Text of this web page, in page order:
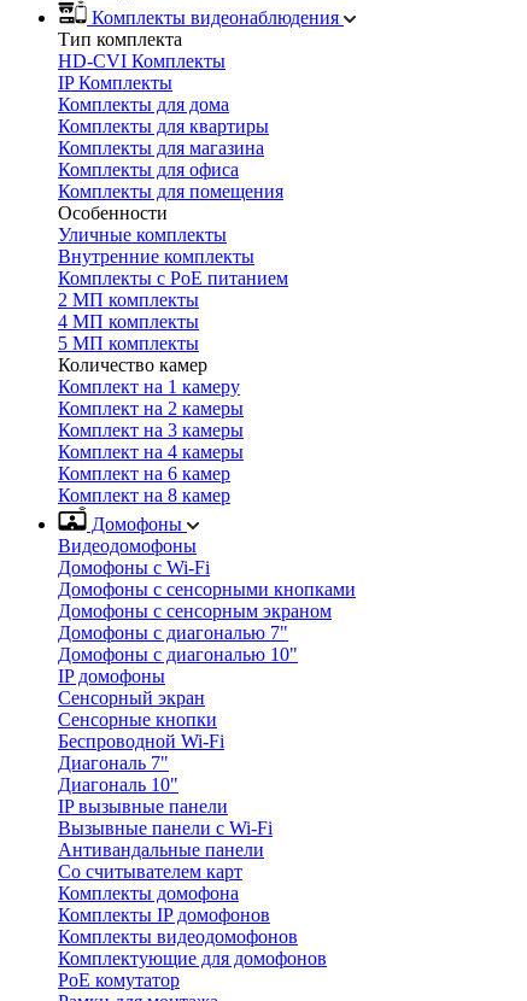
Комплекты видеонаблюдения
Тип комплекта
HD-CVI Комплекты
IP Комплекты
Комплекты для дома
Комплекты для квартиры
Комплекты для магазина
Комплекты для офиса
Комплекты для помещения
Особенности
Уличные комплекты
Внутренние комплекты
Комплекты с PoE питанием
2 МП комплекты
4 МП комплекты
5 МП комплекты
Количество камер
Комплект на 1 камеру
Комплект на 2 камеры
Комплект на 3 камеры
Комплект на 4 камеры
Комплект на 6 камер
Комплект на 8 камер
Домофоны
Видеодомофоны
Домофоны с Wi-Fi
Домофоны с сенсорными кнопками
Домофоны с сенсорным экраном
Домофоны с диагональю 7"
Домофоны с диагональю 10"
IP домофоны
Сенсорный экран
Сенсорные кнопки
Беспроводной Wi-Fi
Диагональ 7"
Диагональ 10"
IP вызывные панели
Вызывные панели с Wi-Fi
Антивандальные панели
Со считывателем карт
Комплекты домофона
Комплекты IP домофонов
Комплекты видеодомофонов
Комплектующие для домофонов
PoE комутатор